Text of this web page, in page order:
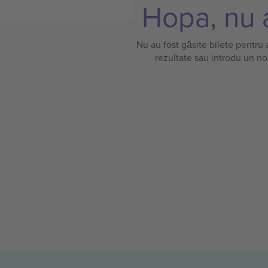
Hopa,
Nu au fost găsite bilete pentru
rezultate sau introdu un